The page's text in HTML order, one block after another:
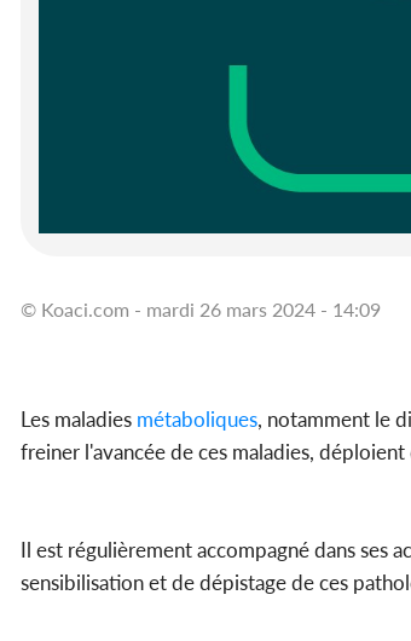
© Koaci.com - mardi 26 mars 2024 - 14:09
Les maladies métaboliques, notamment le
freiner l'avancée de ces maladies,
Il est régulièrement accompagné dans ses
sensibilisation et de dépistage de ces